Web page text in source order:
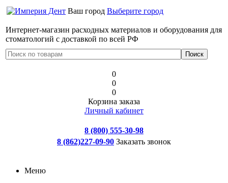
Ваш город Выберите город
Интернет-магазин расходных материалов и оборудования для
стоматологий с доставкой по всей РФ
0
0
0
Корзина заказа
Личный кабинет
8 (800) 555-30-98
8 (862)227-09-90 Заказать звонок
Меню